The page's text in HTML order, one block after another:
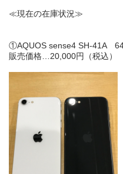
≪現在の在庫状況≫
①AQUOS sense4 SH-41A
販売価格… 20,000円（税込）